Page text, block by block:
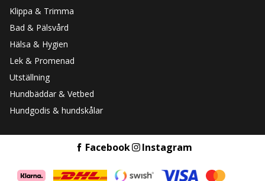
Klippa & Trimma
Bad & Pälsvård
Hälsa & Hygien
Lek & Promenad
Utställning
Hundbäddar & Vetbed
Hundgodis & hundskålar
Facebook Instagram